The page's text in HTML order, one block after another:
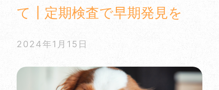
て┃定期検査で早期発見を
2024年1月15日